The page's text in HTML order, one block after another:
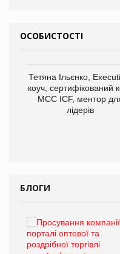
ОСОБИСТОСТІ
Тетяна Ільєнко,
коуч, сертифікований
МСС ICF, ментор
лідерів
БЛОГИ